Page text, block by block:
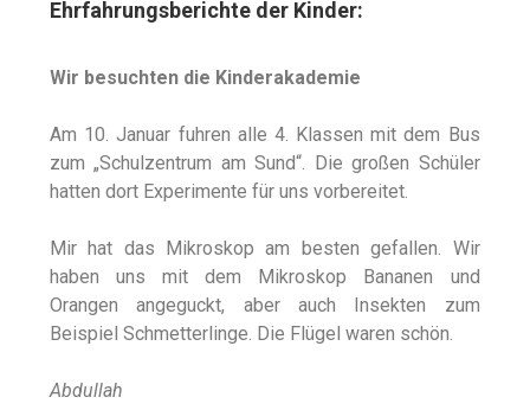
Ehrfahrungsberichte der Kinder:
Wir besuchten die Kinderakademie
Am 10. Januar fuhren alle 4. Klassen mit dem Bus
zum „Schulzentrum am Sund“. Die großen Schüler
hatten dort Experimente für uns vorbereitet.
Mir hat das Mikroskop am besten gefallen. Wir
haben uns mit dem Mikroskop Bananen und
Orangen angeguckt, aber auch Insekten zum
Beispiel Schmetterlinge. Die Flügel waren schön.
Abdullah